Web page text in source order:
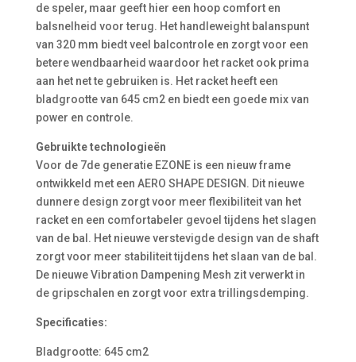
de speler, maar geeft hier een hoop comfort en
balsnelheid voor terug. Het handleweight balanspunt
van 320 mm biedt veel balcontrole en zorgt voor een
betere wendbaarheid waardoor het racket ook prima
aan het net te gebruiken is. Het racket heeft een
bladgrootte van 645 cm2 en biedt een goede mix van
power en controle.
Gebruikte technologieën
Voor de 7de generatie EZONE is een nieuw frame
ontwikkeld met een AERO SHAPE DESIGN. Dit nieuwe
dunnere design zorgt voor meer flexibiliteit van het
racket en een comfortabeler gevoel tijdens het slagen
van de bal. Het nieuwe verstevigde design van de shaft
zorgt voor meer stabiliteit tijdens het slaan van de bal.
De nieuwe Vibration Dampening Mesh zit verwerkt in
de gripschalen en zorgt voor extra trillingsdemping.
Specificaties:
Bladgrootte: 645 cm2